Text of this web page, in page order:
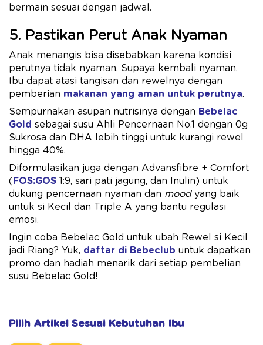
bermain sesuai dengan jadwal.
5. Pastikan Perut Anak Nyaman
Anak menangis bisa disebabkan karena kondisi
perutnya tidak nyaman. Supaya kembali nyaman,
Ibu dapat atasi tangisan dan rewelnya dengan
pemberian makanan yang aman untuk perutnya.
Sempurnakan asupan nutrisinya dengan Bebelac
Gold sebagai susu Ahli Pencernaan No.1 dengan 0g
Sukrosa dan DHA lebih tinggi untuk kurangi rewel
hingga 40%.
Diformulasikan juga dengan Advansfibre + Comfort
(FOS:GOS 1:9, sari pati jagung, dan Inulin) untuk
dukung pencernaan nyaman dan mood yang baik
untuk si Kecil dan Triple A yang bantu regulasi
emosi.
Ingin coba Bebelac Gold untuk ubah Rewel si Kecil
jadi Riang? Yuk, daftar di Bebeclub untuk dapatkan
promo dan hadiah menarik dari setiap pembelian
susu Bebelac Gold!
Pilih Artikel Sesuai Kebutuhan Ibu